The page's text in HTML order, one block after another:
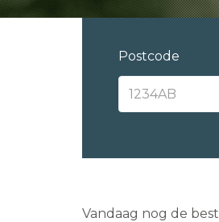
Postcode
Vandaag nog de